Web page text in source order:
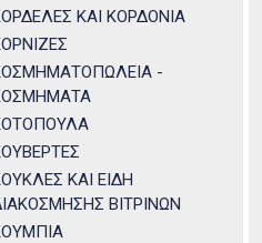
ΚΑΙ ΚΟΡΔΟΝΙΑ
-
ΚΑΙ ΕΙΔΗ
ΒΙΤΡΙΝΩΝ